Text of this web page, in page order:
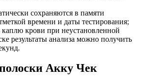
сохраняются в памяти
времени и даты тестирования;
каплю крови при неустановленной
результаты анализа можно получить
Акку Чек